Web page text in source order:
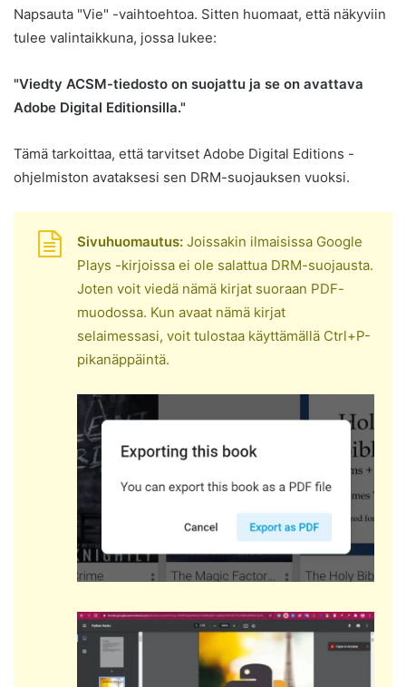
Napsauta "Vie" -vaihtoehtoa. Sitten huomaat, että näkyviin
tulee valintaikkuna, jossa lukee:
"Viedty ACSM-tiedosto on suojattu ja se on avattava
Adobe Digital Editionsilla."
Tämä tarkoittaa, että tarvitset Adobe Digital Editions -
ohjelmiston avataksesi sen DRM-suojauksen vuoksi.
Sivuhuomautus: Joissakin ilmaisissa Google
Plays -kirjoissa ei ole salattua DRM-suojausta.
Joten voit viedä nämä kirjat suoraan PDF-
muodossa. Kun avaat nämä kirjat
selaimessasi, voit tulostaa käyttämällä Ctrl+P-
pikanäppäintä.